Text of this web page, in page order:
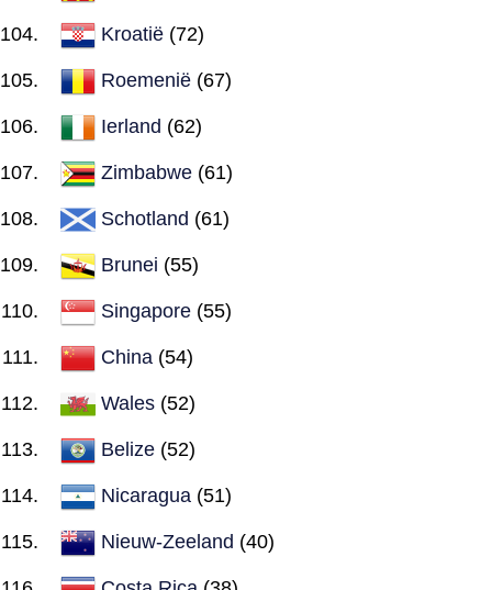
Kroatië (72)
Roemenië (67)
Ierland (62)
Zimbabwe (61)
Schotland (61)
Brunei (55)
Singapore (55)
China (54)
Wales (52)
Belize (52)
Nicaragua (51)
Nieuw-Zeeland (40)